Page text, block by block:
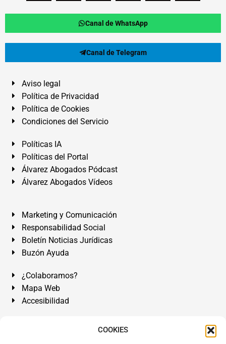
COOKIES
Canal de WhatsApp
Canal de Telegram
Aviso legal
Política de Privacidad
Política de Cookies
Condiciones del Servicio
Políticas IA
Políticas del Portal
Álvarez Abogados Pódcast
Álvarez Abogados Vídeos
Marketing y Comunicación
Responsabilidad Social
Boletín Noticias Jurídicas
Buzón Ayuda
¿Colaboramos?
Mapa Web
Accesibilidad
Álvarez Abogados Tenerife:Calle Teobaldo Power Nº 7,